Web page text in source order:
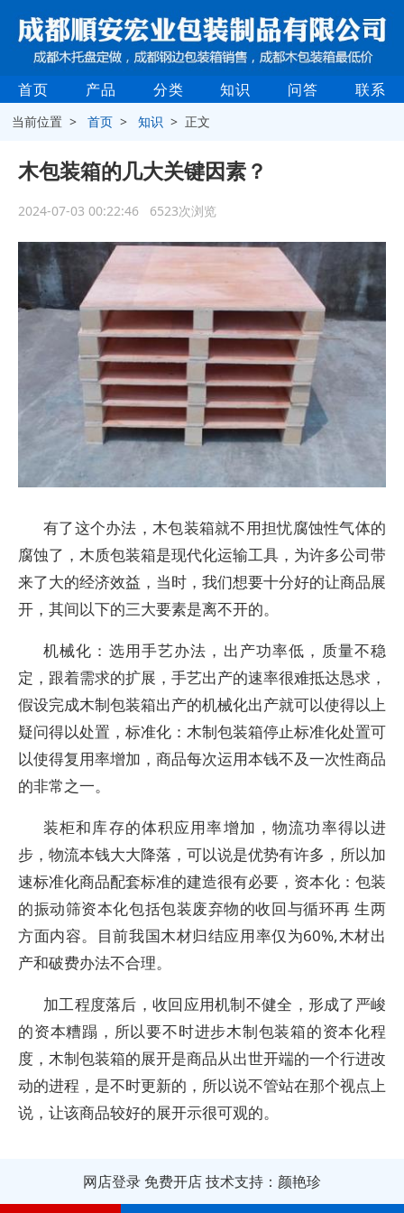
首页 产品 分类 知识 问答 联系
当前位置 >首页 >知识 > 正文
木包装箱的几大关键因素？
2024-07-03 00:22:46 6523次浏览
有了这个办法，木包装箱就不用担忧腐蚀性气体的
腐蚀了，木质包装箱是现代化运输工具，为许多公司带
来了大的经济效益，当时，我们想要十分好的让商品展
开，其间以下的三大要素是离不开的。
机械化：选用手艺办法，出产功率低，质量不稳
定，跟着需求的扩展，手艺出产的速率很难抵达恳求，
假设完成木制包装箱出产的机械化出产就可以使得以上
疑问得以处置，标准化：木制包装箱停止标准化处置可
以使得复用率增加，商品每次运用本钱不及一次性商品
的非常之一。
装柜和库存的体积应用率增加，物流功率得以进
步，物流本钱大大降落，可以说是优势有许多，所以加
速标准化商品配套标准的建造很有必要，资本化：包装
的振动筛资本化包括包装废弃物的收回与循环再 生两
方面内容。目前我国木材归结应用率仅为60%,木材出
产和破费办法不合理。
加工程度落后，收回应用机制不健全，形成了严峻
的资本糟蹋，所以要不时进步木制包装箱的资本化程
度，木制包装箱的展开是商品从出世开端的一个行进改
动的进程，是不时更新的，所以说不管站在那个视点上
说，让该商品较好的展开示很可观的。
网店登录 免费开店技术支持：颜艳珍